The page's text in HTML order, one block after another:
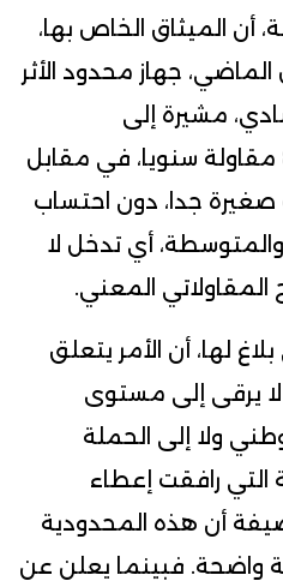
أن الميثاق الخاص بها،
جهاز محدود الأثر
مشيرة إلى
أنه يستهدف حوالي 800 مقاولة سنويا، في مقابل
صغيرة جدا، دون احتساب
أي تدخل لا
لها، أن الأمر يتعلق
يرقى إلى مستوى
ولا إلى الحملة
التي رافقت إعطاء
أن هذه المحدودية
واضحة. فبينما يعلن عن